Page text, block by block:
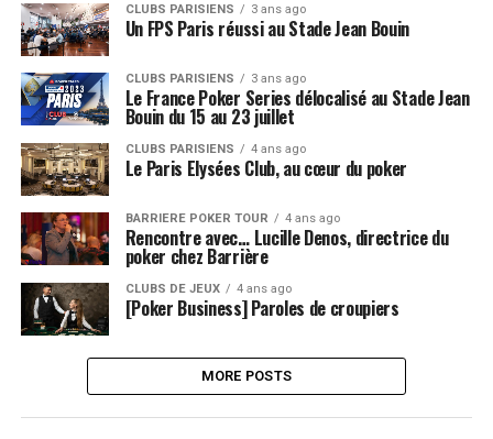
CLUBS PARISIENS 3 ans ago
Un FPS Paris réussi au Stade Jean Bouin
CLUBS PARISIENS 3 ans ago
Le France Poker Series délocalisé au Stade Jean
Bouin du 15 au 23 juillet
CLUBS PARISIENS 4 ans ago
Le Paris Elysées Club, au cœur du poker
BARRIERE POKER TOUR 4 ans ago
Rencontre avec… Lucille Denos, directrice du
poker chez Barrière
CLUBS DE JEUX 4 ans ago
[Poker Business] Paroles de croupiers
MORE POSTS